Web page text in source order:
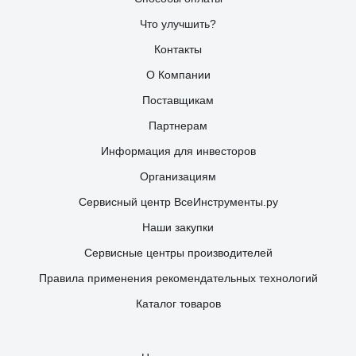
Что улучшить?
Контакты
О Компании
Поставщикам
Партнерам
Информация для инвесторов
Организациям
Сервисный центр ВсеИнструменты.ру
Наши закупки
Сервисные центры производителей
Правила применения рекомендательных технологий
Каталог товаров